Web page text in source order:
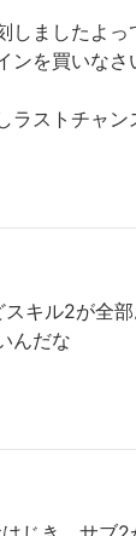
しましたよっ
ンを買いなさ
ラストチャン
キル2が全
んだな